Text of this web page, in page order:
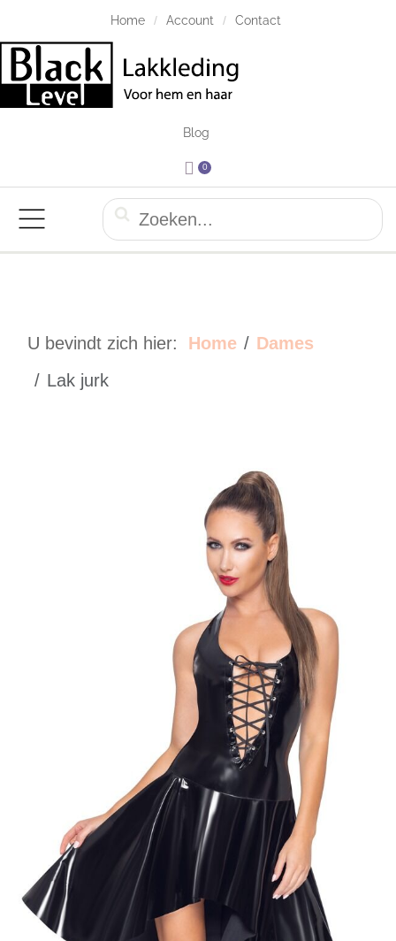
Home Account Contact
Blog
0
U bevindt zich hier: Home
Dames
Lak jurk